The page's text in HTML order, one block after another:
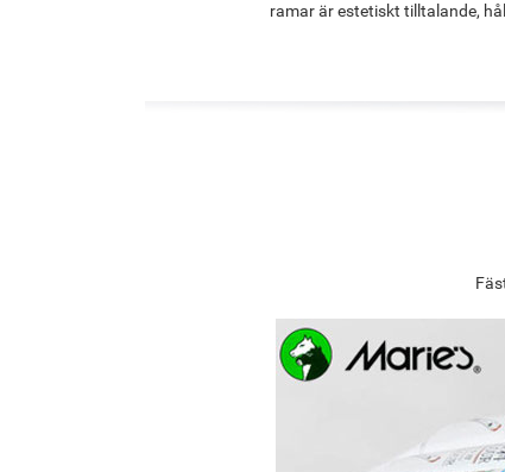
ramar är estetiskt tilltalande,